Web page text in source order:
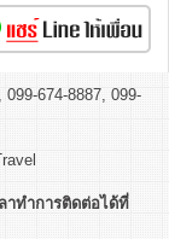
099-674-8887, 099-
าทำการติดต่อได้ที่